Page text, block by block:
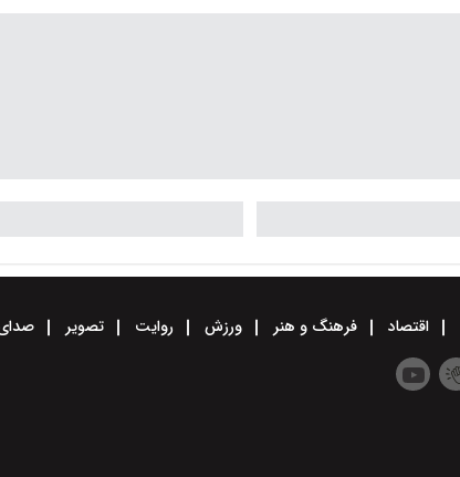
اقتصاد فرهنگ و هنر ورزش روایت تصویر